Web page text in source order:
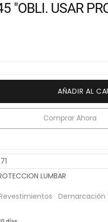
"OBLI. USAR
AÑADIR AL
Comprar Ahora
LUMBAR
Demarcación